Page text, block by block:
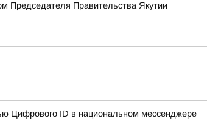
Председателя Правительства Якутии
Цифрового ID в национальном мессенджере